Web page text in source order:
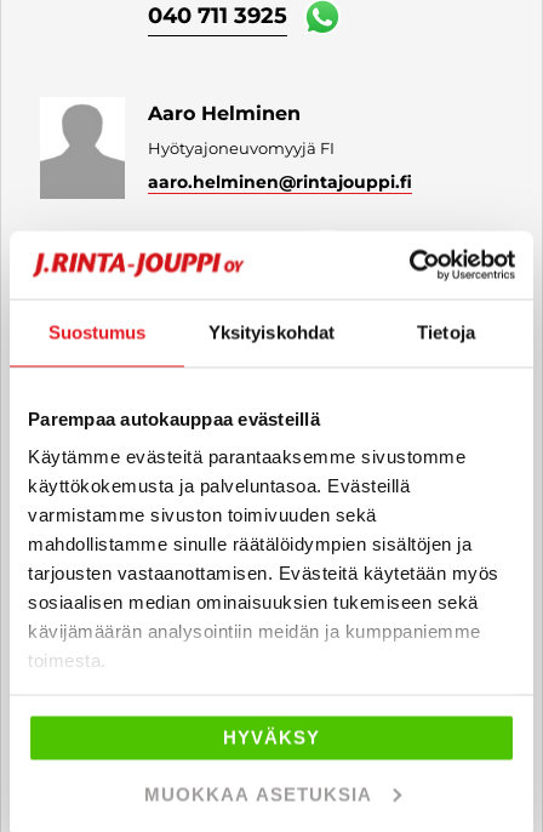
Suostumus Yksityiskohdat Tietoja
Parempaa autokauppaa evästeillä
Käytämme evästeitä parantaaksemme sivustomme
käyttökokemusta ja palveluntasoa. Evästeillä
varmistamme sivuston toimivuuden sekä
mahdollistamme sinulle räätälöidympien sisältöjen ja
tarjousten vastaanottamisen. Evästeitä käytetään myös
sosiaalisen median ominaisuuksien tukemiseen sekä
kävijämäärän analysointiin meidän ja kumppaniemme
toimesta.
HYVÄKSY
MUOKKAA ASETUKSIA
040 711 3925
Aaro Helminen
Hyötyajoneuvomyyjä FI
aaro.helminen@rintajouppi.fi
040 711 4020
Ville Forsman
ville.forsman@rintajouppi.fi
040 711 3926
Jan Heino
Automyyjä FI
jan.heino@rintajouppi.fi
040 711 3923
Patrik Kuusisto